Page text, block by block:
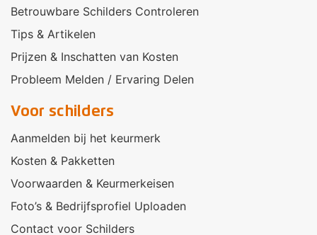
Betrouwbare Schilders Controleren
Tips & Artikelen
Prijzen & Inschatten van Kosten
Probleem Melden / Ervaring Delen
Voor schilders
Aanmelden bij het keurmerk
Kosten & Pakketten
Voorwaarden & Keurmerkeisen
Foto’s & Bedrijfsprofiel Uploaden
Contact voor Schilders